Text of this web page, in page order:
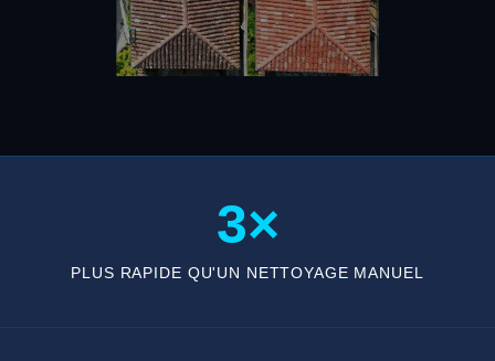
3×
PLUS RAPIDE QU'UN NETTOYAGE MANUEL